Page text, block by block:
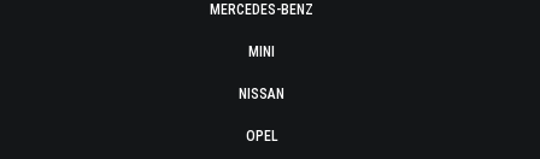
MERCEDES-BENZ
MINI
NISSAN
OPEL